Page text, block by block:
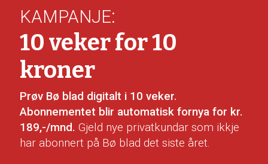
KAMPANJE:
10 veker for 10
kroner
Prøv Bø blad digitalt i 10 veker.
Abonnementet blir automatisk fornya for kr.
189,-/mnd.Gjeld nye privatkundar som ikkje
har abonnert på Bø blad det siste året.